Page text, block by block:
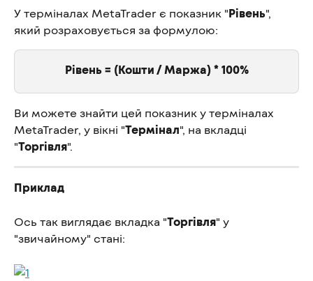
У терміналах MetaTrader є показник "Рівень",
який розраховується за формулою:
Рівень = (Кошти / Маржа) * 100%
Ви можете знайти цей показник у терміналах
MetaTrader, у вікні "Термінал", на вкладці
"Торгівля".
Приклад
Ось так виглядає вкладка "Торгівля" у
"звичайному" стані: